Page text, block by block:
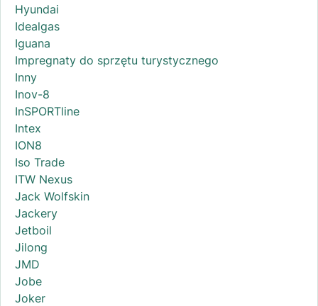
Hyundai
Idealgas
Iguana
Impregnaty do sprzętu turystycznego
Inny
Inov-8
InSPORTline
Intex
ION8
Iso Trade
ITW Nexus
Jack Wolfskin
Jackery
Jetboil
Jilong
JMD
Jobe
Joker